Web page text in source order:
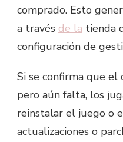
comprado. Esto
a través de la tienda
configuración de
Si se confirma que
pero aún falta, los
reinstalar el juego o
actualizaciones o